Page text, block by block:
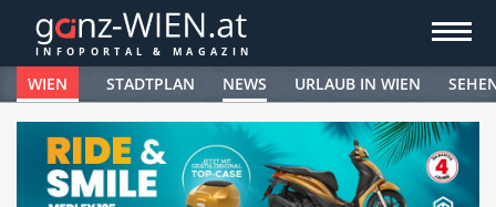
WIEN STADTPLAN NEWS URLAUB IN WIEN